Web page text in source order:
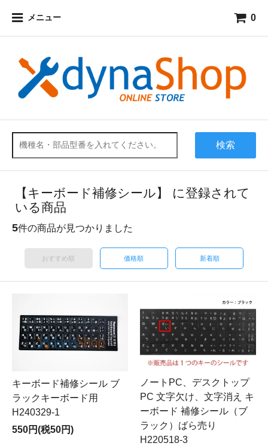
メニュー 0
検索
【キーボード補修シール】 に登録されて
いる商品
5件の商品が見つかりました
おすすめ順 価格順 新着順
キーボード補修シール ブ
ラックキーボード用
H240329-1
550円(税50円)
ノートPC、デスクトップ
PC 文字欠け、文字消え キ
ーボード 補修シール（ブ
ラック）ばら売り
H220518-3